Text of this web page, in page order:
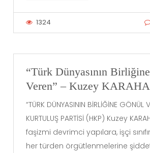
1324
“Türk Dünyasının
Veren” – Kuzey
“TÜRK DÜNYASININ BİRLİĞİNE GÖNÜL
KURTULUŞ PARTİSİ (HKP) Kuzey
faşizmi devrimci yapılara, işçi
her türden örgütlenmelerine